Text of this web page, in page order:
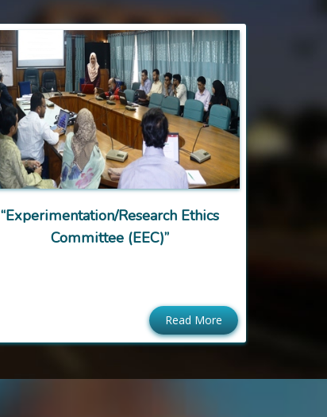
“Experimentation/Research Ethics
Committee (EEC)”
Read More